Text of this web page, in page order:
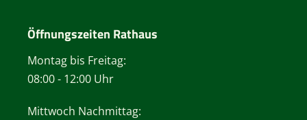
Öffnungszeiten Rathaus
Montag bis Freitag:
08:00 - 12:00 Uhr
Mittwoch Nachmittag: